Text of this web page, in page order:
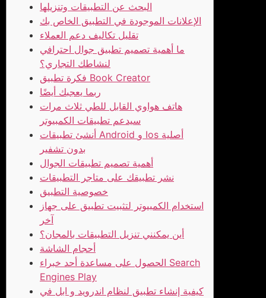
البحث عن التطبيقات وتنزيلها
الإعلانات الموجودة في التطبيق الخاص بك
تقليل تكاليف دعم العملاء
ما أهمية تصميم تطبيق جوال احترافي
لنشاطك التجاري؟
فكرة تطبيق Book Creator
ربما يعجبك أيضًا
هاتف هواوي القابل للطي ثلاث مرات
سيدعم تطبيقات الكمبيوتر
أنشئ تطبيقات Android و Ios أصلية
بدون تشفير
أهمية تصميم تطبيقات الجوال
نشر تطبيقك على متاجر التطبيقات
خصوصية التطبيق
استخدام الكمبيوتر لتثبيت تطبيق على جهاز
آخر
أين يمكنني تنزيل التطبيقات بالمجان؟
أحجام الشاشة
الحصول على مساعدة أحد خبراء Search
Engines Play
كيفية إنشاء تطبيق لنظام اندرويد و ابل في